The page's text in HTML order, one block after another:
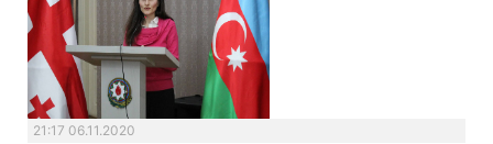
21:17 06.11.2020